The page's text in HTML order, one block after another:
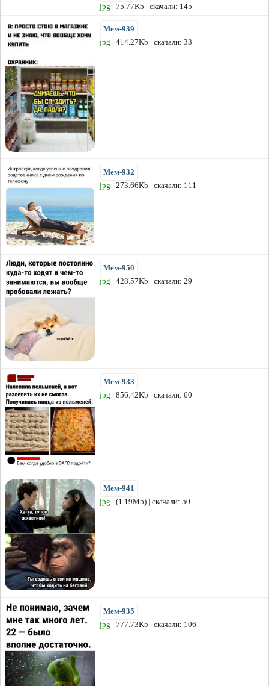
jpg | 75.77Kb | скачали: 145
Мем-939
jpg | 414.27Kb | скачали: 33
Мем-932
jpg | 273.66Kb | скачали: 111
Мем-950
jpg | 428.57Kb | скачали: 29
Мем-933
jpg | 856.42Kb | скачали: 60
Мем-941
jpg | (1.19Mb) | скачали: 50
Мем-935
jpg | 777.73Kb | скачали: 106